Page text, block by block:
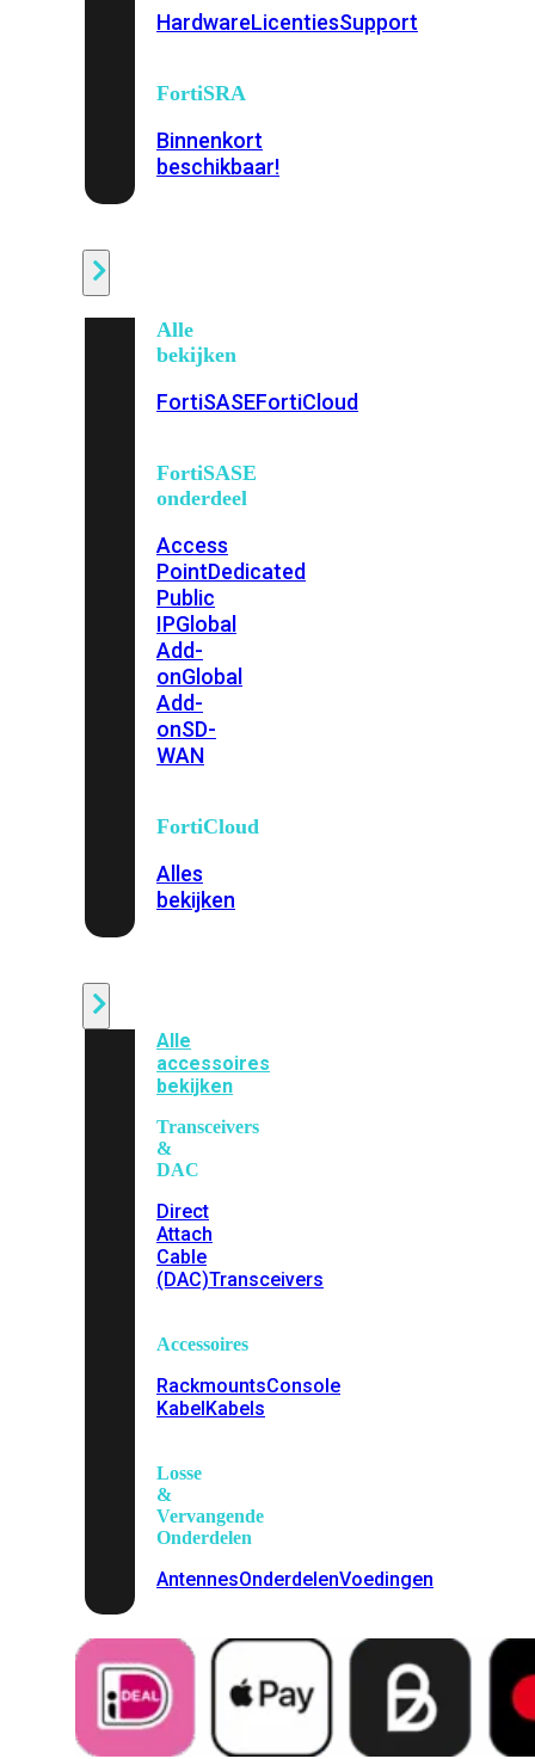
HardwareLicentiesSupport
FortiSRA
Binnenkort
beschikbaar!
Alle
bekijken
FortiSASEFortiCloud
FortiSASE
onderdeel
Access
PointDedicated
Public
IPGlobal
Add-
onGlobal
Add-
onSD-
WAN
FortiCloud
Alles
bekijken
Alle
accessoires
bekijken
Transceivers
&
DAC
Direct
Attach
Cable
(DAC)Transceivers
Accessoires
RackmountsConsole
KabelKabels
Losse
&
Vervangende
Onderdelen
AntennesOnderdelenVoedingen